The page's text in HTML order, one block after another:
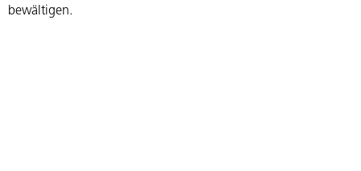
bewältigen.